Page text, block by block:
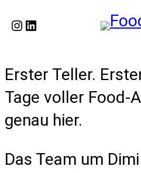
Instagram
LinkedIn
Erster Teller.
Tage voller Food-
genau hier.
Das Team um